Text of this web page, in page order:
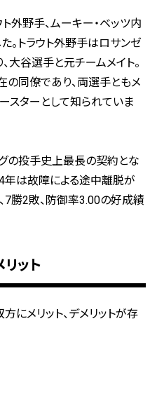
外野手、ムーキー・ベッツ内
。トラウト外野手はロサンゼ
大谷選手と元チームメイト。
同僚であり、両選手ともメ
スターとして知られていま
の投手史上最長の契約とな
年は故障による途中離脱が
7勝2敗、防御率3.00の好成績
ット
にメリット、デメリットが存